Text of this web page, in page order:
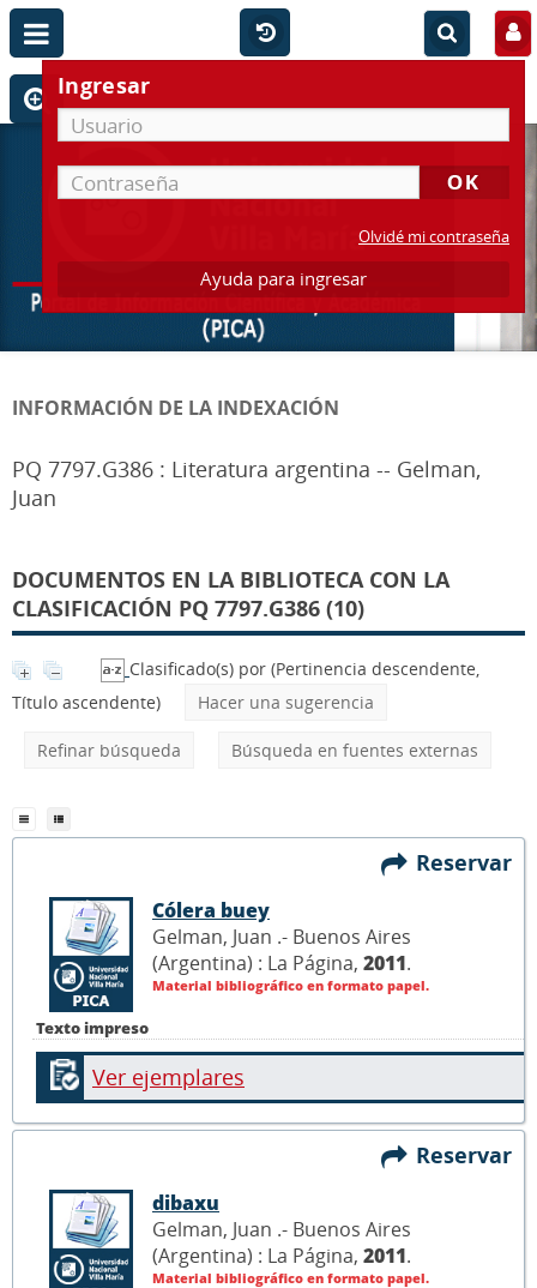
Ingresar
Olvidé mi contraseña
Ayuda para ingresar
INFORMACIÓN DE LA INDEXACIÓN
PQ 7797.G386 : Literatura argentina -- Gelman,
Juan
DOCUMENTOS EN LA BIBLIOTECA CON LA
CLASIFICACIÓN PQ 7797.G386 (10)
Clasificado(s) por (Pertinencia descendente,
Título ascendente)
Hacer una sugerencia
Refinar búsqueda Búsqueda en fuentes externas
Reservar
Texto impreso
Cólera buey
Gelman, Juan .- Buenos Aires
(Argentina) : La Página, 2011.
Material bibliográfico en formato papel.
Ver ejemplares
Reservar
dibaxu
Gelman, Juan .- Buenos Aires
(Argentina) : La Página, 2011.
Material bibliográfico en formato papel.